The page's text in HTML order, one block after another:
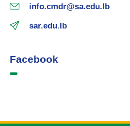
info.cmdr@sa.edu.lb
sar.edu.lb
Facebook